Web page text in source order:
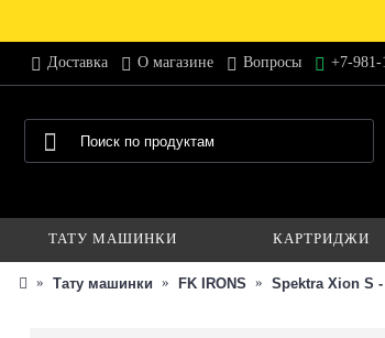
Доставка О магазине Вопросы +7-981-
ТАТУ МАШИНКИ КАРТРИДЖИ
Тату машинки FK IRONS Spektra Xion S